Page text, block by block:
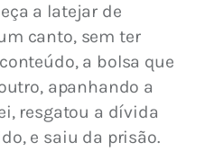
a latejar de
canto, sem ter
a bolsa que
apanhando a
resgatou a dívida
e saiu da prisão.